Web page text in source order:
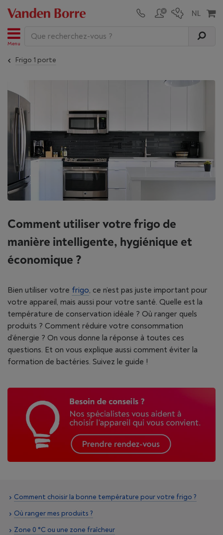
Menu
Frigo 1 porte
Comment utiliser votre frigo de
manière intelligente, hygiénique et
économique ?
Bien utiliser votre frigo, ce n’est pas juste important pour
votre appareil, mais aussi pour votre santé. Quelle est la
température de conservation idéale ? Où ranger quels
produits ? Comment réduire votre consommation
d’énergie ? On vous donne la réponse à toutes ces
questions. Et on vous explique aussi comment éviter la
formation de bactéries. Suivez le guide !
Comment choisir la bonne température pour votre frigo ?
Où ranger mes produits ?
Zone 0 °C ou une zone fraîcheur